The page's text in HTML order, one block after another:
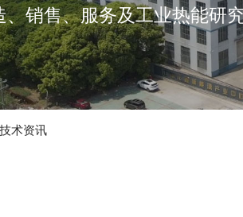
销售、服务及工业热能研
技术资讯